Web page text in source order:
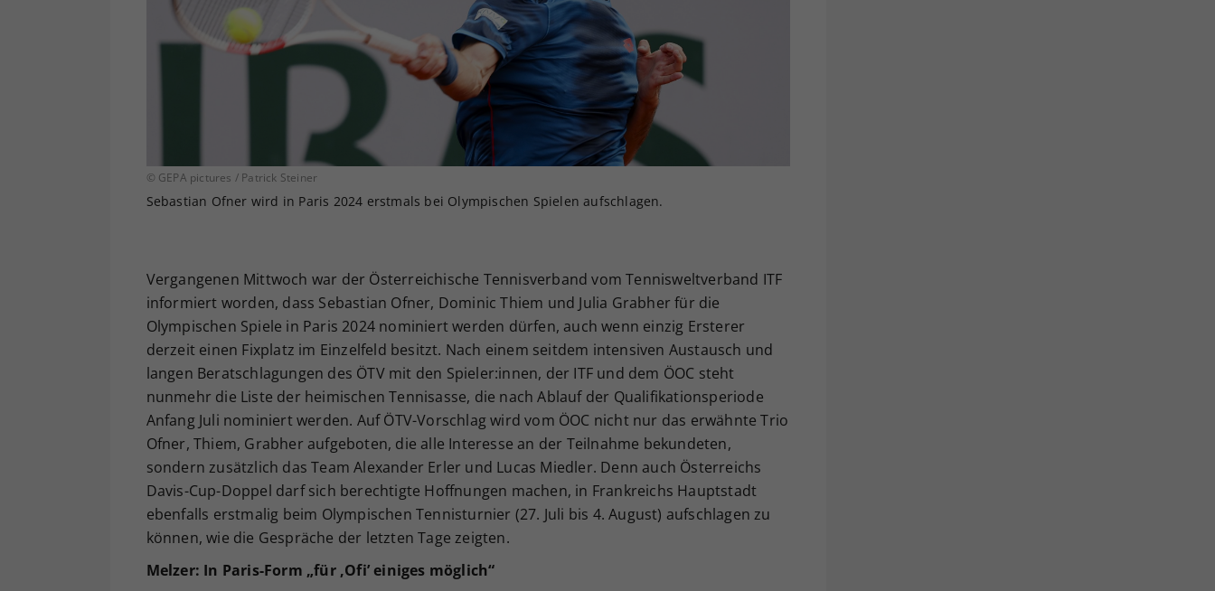
© GEPA pictures / Patrick Steiner
Sebastian Ofner wird in Paris 2024 erstmals bei Olympischen Spielen aufschlagen.
Vergangenen Mittwoch war der Österreichische Tennisverband vom Tennisweltverband ITF
informiert worden, dass Sebastian Ofner, Dominic Thiem und Julia Grabher für die
Olympischen Spiele in Paris 2024 nominiert werden dürfen, auch wenn einzig Ersterer
derzeit einen Fixplatz im Einzelfeld besitzt. Nach einem seitdem intensiven Austausch und
langen Beratschlagungen des ÖTV mit den Spieler:innen, der ITF und dem ÖOC steht
nunmehr die Liste der heimischen Tennisasse, die nach Ablauf der Qualifikationsperiode
Anfang Juli nominiert werden. Auf ÖTV-Vorschlag wird vom ÖOC nicht nur das erwähnte Trio
Ofner, Thiem, Grabher aufgeboten, die alle Interesse an der Teilnahme bekundeten,
sondern zusätzlich das Team Alexander Erler und Lucas Miedler. Denn auch Österreichs
Davis-Cup-Doppel darf sich berechtigte Hoffnungen machen, in Frankreichs Hauptstadt
ebenfalls erstmalig beim Olympischen Tennisturnier (27. Juli bis 4. August) aufschlagen zu
können, wie die Gespräche der letzten Tage zeigten.
Melzer: In Paris-Form „für ‚Ofi’ einiges möglich“
Ihrer vorgenommen Einstellungen, falls der
Webseiten-Betreiber dies eingestellt hat.